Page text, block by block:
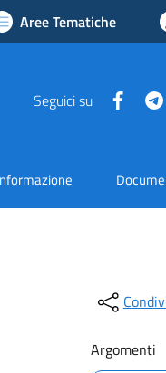
Aree Tematiche
Seguici su
Argomenti